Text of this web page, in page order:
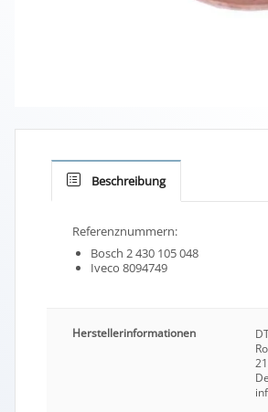
Beschreibung
Referenznummern:
Bosch 2 430 105 048
Iveco 8094749
Herstellerinformationen